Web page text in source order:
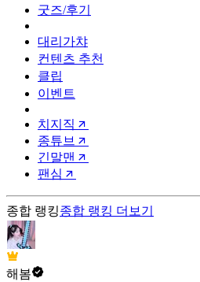
굿즈/후기
대리가챠
컨텐츠 추천
클립
이벤트
치지직
종튜브
긴말맨
팬심
종합 랭킹종합 랭킹 더보기
해봄